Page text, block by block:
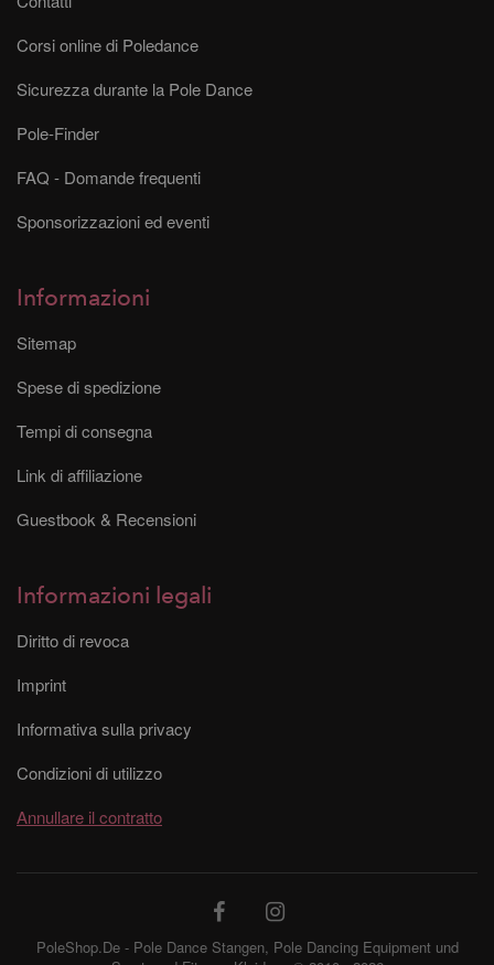
Corsi online di Poledance
Sicurezza durante la Pole Dance
Pole-Finder
FAQ - Domande frequenti
Sponsorizzazioni ed eventi
Informazioni
Sitemap
Spese di spedizione
Tempi di consegna
Link di affiliazione
Guestbook & Recensioni
Informazioni legali
Diritto di revoca
Imprint
Informativa sulla privacy
Condizioni di utilizzo
Annullare il contratto
PoleShop.De - Pole Dance Stangen, Pole Dancing Equipment und